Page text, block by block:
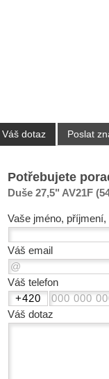
Váš dotaz Poslat
Potřebujete
Duše 27,5" AV21F
Vaše jméno, příjmení,
Váš email
Váš telefon
Váš dotaz